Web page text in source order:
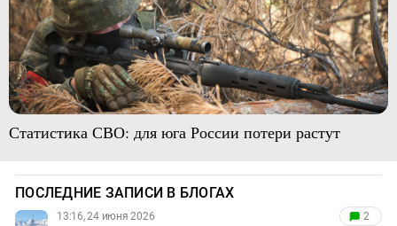
Статистика СВО: для юга России потери растут
ПОСЛЕДНИЕ ЗАПИСИ В БЛОГАХ
13:16, 24 июня 2026 2